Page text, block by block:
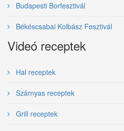
Budapesti Borfesztivál
Békéscsabai Kolbász Fesztivál
Videó receptek
Hal receptek
Szárnyas receptek
Grill receptek